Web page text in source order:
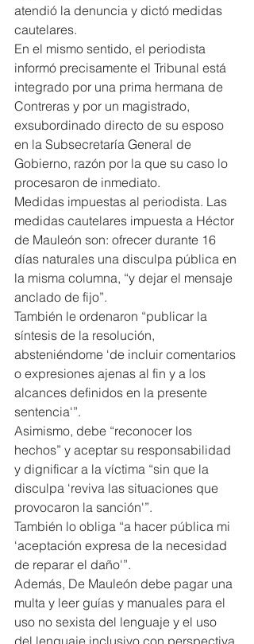
atendió la denuncia y dictó medidas
cautelares.
En el mismo sentido, el periodista
informó precisamente el Tribunal está
integrado por una prima hermana de
Contreras y por un magistrado,
exsubordinado directo de su esposo
en la Subsecretaría General de
Gobierno, razón por la que su caso lo
procesaron de inmediato.
Medidas impuestas al periodista. Las
medidas cautelares impuesta a Héctor
de Mauleón son: ofrecer durante 16
días naturales una disculpa pública en
la misma columna, “y dejar el mensaje
anclado de fijo”.
También le ordenaron “publicar la
síntesis de la resolución,
absteniéndome ‘de incluir comentarios
o expresiones ajenas al fin y a los
alcances definidos en la presente
sentencia'”.
Asimismo, debe “reconocer los
hechos” y aceptar su responsabilidad
y dignificar a la víctima “sin que la
disculpa ‘reviva las situaciones que
provocaron la sanción'”.
También lo obliga “a hacer pública mi
‘aceptación expresa de la necesidad
de reparar el daño'”.
Además, De Mauleón debe pagar una
multa y leer guías y manuales para el
uso no sexista del lenguaje y el uso
del lenguaje inclusivo con perspectiva